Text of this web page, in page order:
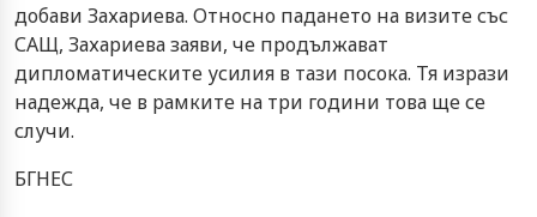
добави Захариева. Относно падането на визите със
САЩ, Захариева заяви, че продължават
дипломатическите усилия в тази посока. Тя изрази
надежда, че в рамките на три години това ще се
случи.
БГНЕС